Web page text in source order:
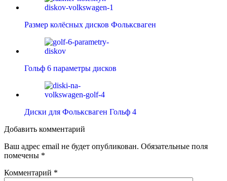
Размер колёсных дисков Фольксваген
Гольф 6 параметры дисков
Диски для Фольксваген Гольф 4
Добавить комментарий
Ваш адрес email не будет опубликован. Обязательные поля
помечены *
Комментарий *